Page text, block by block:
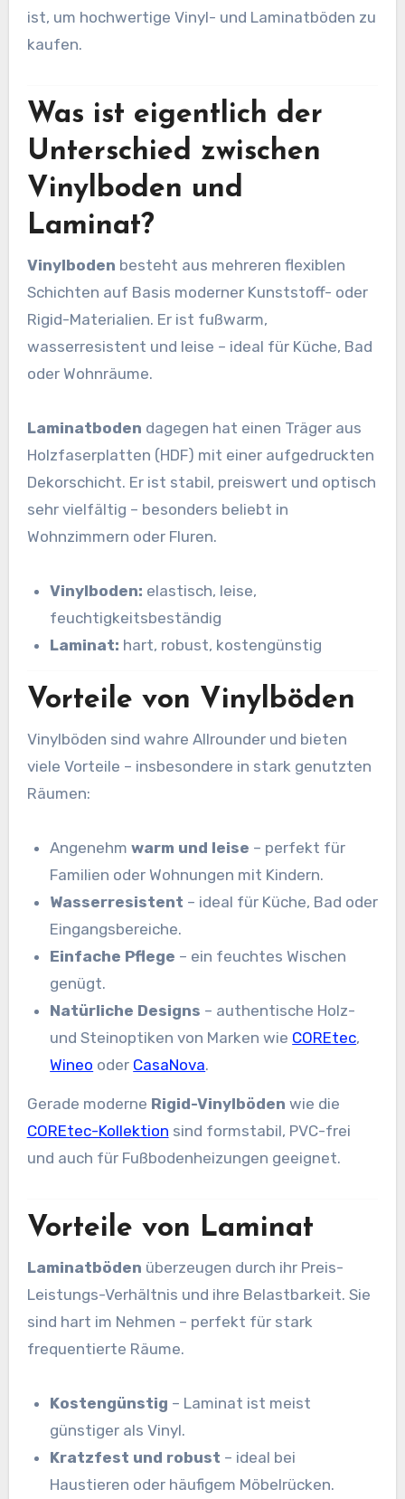
ist, um hochwertige Vinyl- und Laminatböden zu
kaufen.
Was ist eigentlich der
Unterschied zwischen
Vinylboden und
Laminat?
Vinylboden besteht aus mehreren flexiblen
Schichten auf Basis moderner Kunststoff- oder
Rigid-Materialien. Er ist fußwarm,
wasserresistent und leise – ideal für Küche, Bad
oder Wohnräume.
Laminatboden dagegen hat einen Träger aus
Holzfaserplatten (HDF) mit einer aufgedruckten
Dekorschicht. Er ist stabil, preiswert und optisch
sehr vielfältig – besonders beliebt in
Wohnzimmern oder Fluren.
Vinylboden: elastisch, leise,
feuchtigkeitsbeständig
Laminat: hart, robust, kostengünstig
Vorteile von Vinylböden
Vinylböden sind wahre Allrounder und bieten
viele Vorteile – insbesondere in stark genutzten
Räumen:
Angenehmwarm und leise – perfekt für
Familien oder Wohnungen mit Kindern.
Wasserresistent – ideal für Küche, Bad oder
Eingangsbereiche.
Einfache Pflege – ein feuchtes Wischen
genügt.
Natürliche Designs – authentische Holz-
und Steinoptiken von Marken wie COREtec,
Wineo oder CasaNova.
Gerade moderne Rigid-Vinylböden wie die
COREtec-Kollektion sind formstabil, PVC-frei
und auch für Fußbodenheizungen geeignet.
Vorteile von Laminat
Laminatböden überzeugen durch ihr Preis-
Leistungs-Verhältnis und ihre Belastbarkeit. Sie
sind hart im Nehmen – perfekt für stark
frequentierte Räume.
Kostengünstig – Laminat ist meist
günstiger als Vinyl.
Kratzfest und robust – ideal bei
Haustieren oder häufigem Möbelrücken.